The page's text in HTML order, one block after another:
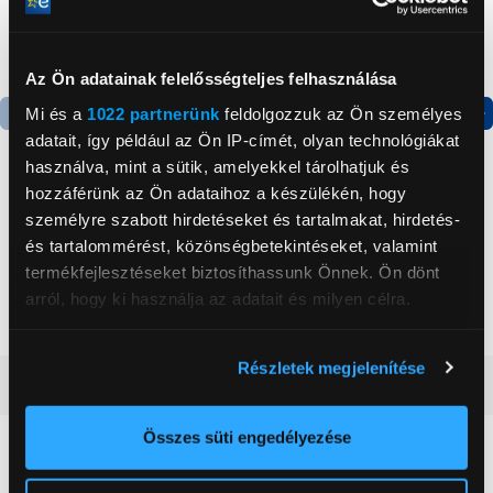
Az Ön adatainak felelősségteljes felhasználása
Mi és a 1022 partnerünk feldolgozzuk az Ön személyes
adatait, így például az Ön IP-címét, olyan technológiákat
használva, mint a sütik, amelyekkel tárolhatjuk és
hozzáférünk az Ön adataihoz a készülékén, hogy
személyre szabott hirdetéseket és tartalmakat, hirdetés-
és tartalommérést, közönségbetekintéseket, valamint
termékfejlesztéseket biztosíthassunk Önnek. Ön dönt
arról, hogy ki használja az adatait és milyen célra.
elhelyezkedéséről pár méteres pontossággal
Az Ön készülékén beazonosítása annak konkrét
Részletek megjelenítése
Összes süti engedélyezése
Termék adatlap
Gorenje NRS8182KX Side
by side hűtőszekrény
199 999 Ft
Termék adatlap
Gorenje RK14DPS4
Alulfagyasztós
kombinált hűtőszekrény
124 999 Ft
5